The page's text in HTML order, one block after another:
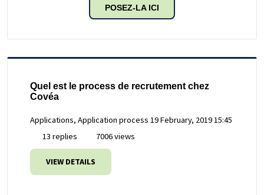
POSEZ-LA ICI
Quel est le process de recrutement chez
Covéa
Applications, Application process 19 February, 2019 15:45
13 replies
7006 views
VIEW DETAILS